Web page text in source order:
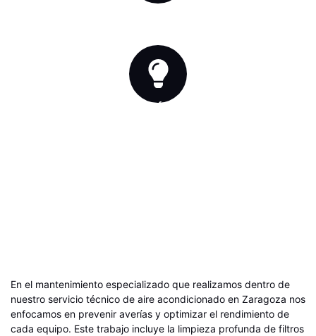
En el mantenimiento especializado que realizamos dentro de
nuestro servicio técnico de aire acondicionado en Zaragoza nos
enfocamos en prevenir averías y optimizar el rendimiento de
cada equipo. Este trabajo incluye la limpieza profunda de filtros